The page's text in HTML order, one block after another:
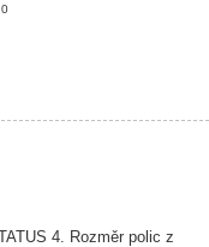
4. Rozměr polic z